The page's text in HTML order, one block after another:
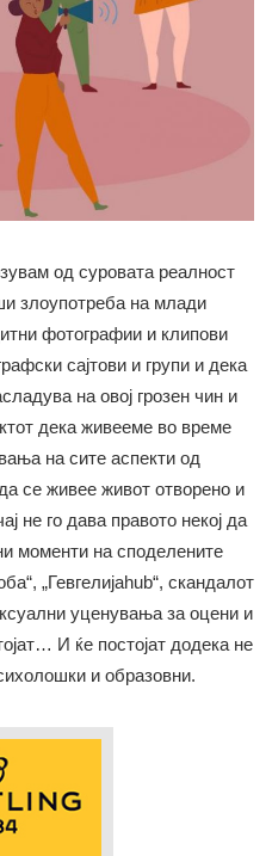
од суровата реалност
злоупотреба на млади
фотографии и клипови
сајтови и групи и дека
на овој грозен чин и
дека живееме во време
на сите аспекти од
се живее живот отворено и
не го дава правото некој да
моменти на споделените
„Гевгелијаhub“, скандалот
уценувања за оцени и
И ќе постојат додека не
и образовни.